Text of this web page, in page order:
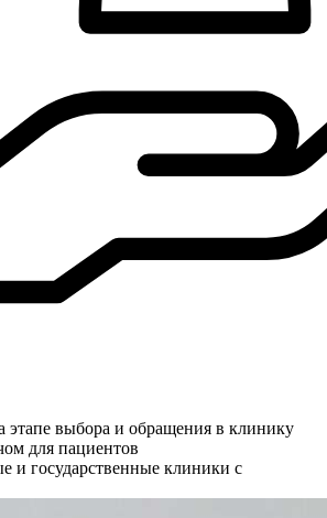
выбора и обращения в клинику
для пациентов
и государственные клиники с